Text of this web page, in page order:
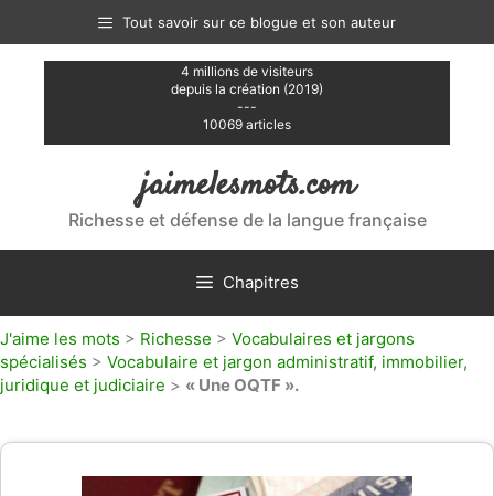
contenu
Tout savoir sur ce blogue et son auteur
4 millions de visiteurs
depuis la création (2019)
---
10069 articles
jaimelesmots.com
Richesse et défense de la langue française
Chapitres
J'aime les mots > Richesse > Vocabulaires et jargons
spécialisés > Vocabulaire et jargon administratif, immobilier,
juridique et judiciaire > « Une OQTF ».